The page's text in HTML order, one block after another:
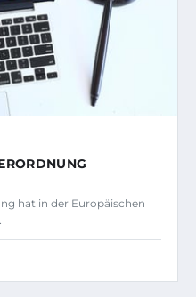
hat in der Europäischen